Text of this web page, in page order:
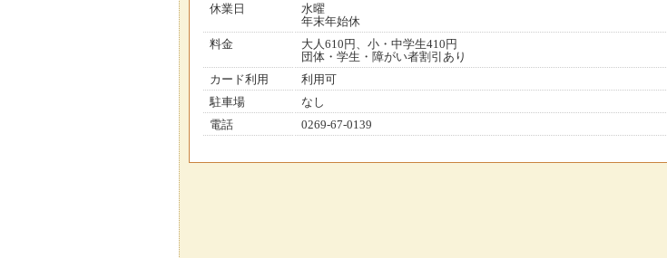
休業日
水曜
年末年始休
料金
大人610円、小・中学生410円
団体・学生・障がい者割引あり
カード利用
利用可
駐車場
なし
電話
0269-67-0139